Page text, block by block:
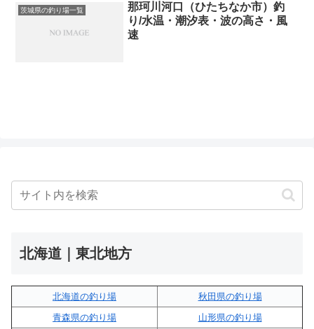
茨城県の釣り場一覧
那珂川河口（ひたちなか市）釣
り/水温・潮汐表・波の高さ・風
速
北海道｜東北地方
北海道の釣り場
秋田県の釣り場
青森県の釣り場
山形県の釣り場